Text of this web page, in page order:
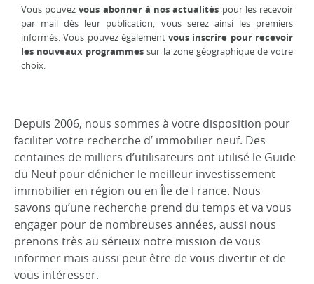
Vous pouvezvous abonner à nos actualités pour les recevoir
par mail dès leur publication, vous serez ainsi les premiers
informés. Vous pouvez égalementvous inscrire pour recevoir
les nouveaux programmes sur la zone géographique de votre
choix.
Depuis 2006, nous sommes à votre disposition pour
faciliter votre recherche d’ immobilier neuf. Des
centaines de milliers d’utilisateurs ont utilisé le Guide
du Neuf pour dénicher le meilleur investissement
immobilier en région ou en Île de France. Nous
savons qu’une recherche prend du temps et va vous
engager pour de nombreuses années, aussi nous
prenons très au sérieux notre mission de vous
informer mais aussi peut être de vous divertir et de
vous intéresser.